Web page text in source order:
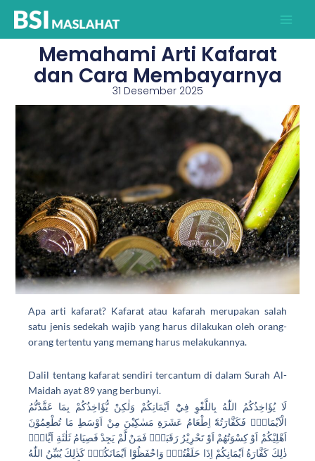
Lewati
Memahami Arti Kafarat
dan Cara Membayarnya
31 Desember 2025
Apa arti kafarat? Kafarat atau kafarah merupakan salah
satu jenis sedekah wajib yang harus dilakukan oleh orang-
orang tertentu yang memang harus melakukannya.
Dalil tentang kafarat sendiri tercantum di dalam Surah Al-
Maidah ayat 89 yang berbunyi.
لَا يُؤَاخِذُكُمُ اللّٰهُ بِاللَّغْوِ فِيْٓ اَيْمَانِكُمْ وَلٰكِنْ يُّؤَاخِذُكُمْ بِمَا عَقَّدْتُّمُ
الْاَيْمَانَۚ فَكَفَّارَتُهٗٓ اِطْعَامُ عَشَرَةِ مَسٰكِيْنَ مِنْ اَوْسَطِ مَا تُطْعِمُوْنَ
اَهْلِيْكُمْ اَوْ كِسْوَتُهُمْ اَوْ تَحْرِيْرُ رَقَبَةٍۗ فَمَنْ لَّمْ يَجِدْ فَصِيَامُ ثَلٰثَةِ اَيَّامٍۗ
ذٰلِكَ كَفَّارَةُ اَيْمَانِكُمْ اِذَا حَلَفْتُمْۗ وَاحْفَظُوْٓا اَيْمَانَكُمْۗ كَذٰلِكَ يُبَيِّنُ اللّٰهُ